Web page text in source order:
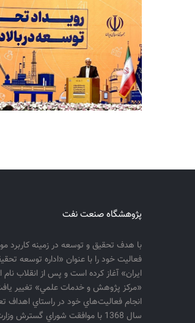
پژوهشگاه صنعت نفت
فعاليت خود را با عنوان «اداره توسعه
ايران» آغاز كرده است و پس از انقلاب نام
انجام فعاليت‌هاي خود در راستاي اهداف
سال 1368 با موافقت شوراي